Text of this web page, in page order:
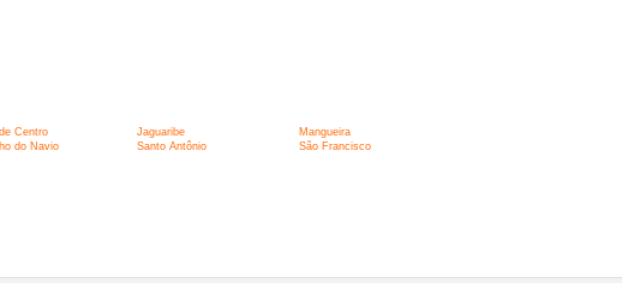
Centro Jaguaribe
Mangueira
do Navio Santo Antônio
São Francisco